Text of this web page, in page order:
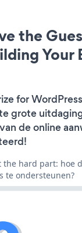
the
Your
for
grote
de online
the hard part: hoe
te ondersteunen?